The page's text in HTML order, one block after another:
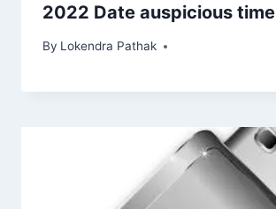
2022 Date auspicious time
By Lokendra Pathak